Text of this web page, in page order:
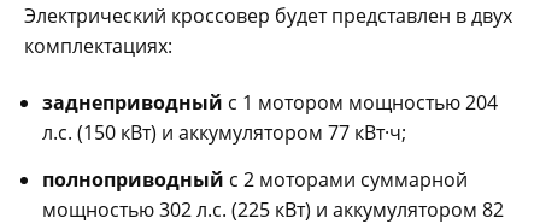
Электрический кроссовер будет представлен в двух
комплектациях:
заднеприводный с 1 мотором мощностью 204
л.с. (150 кВт) и аккумулятором 77 кВт·ч;
полноприводный с 2 моторами суммарной
мощностью 302 л.с. (225 кВт) и аккумулятором 82